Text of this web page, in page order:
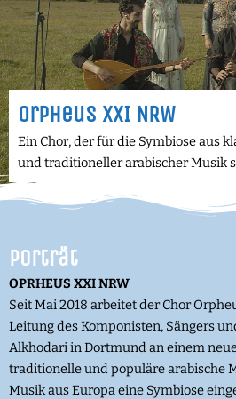
Orpheus XXI NRW
Ein Chor, der für die Symbiose aus
und traditioneller arabischer Musik
Porträt
OPRHEUS XXI NRW
Seit Mai 2018 arbeitet der Chor
Leitung des Komponisten, Sängers
Alkhodari in Dortmund an einem
traditionelle und populäre arabische
Musik aus Europa eine Symbiose